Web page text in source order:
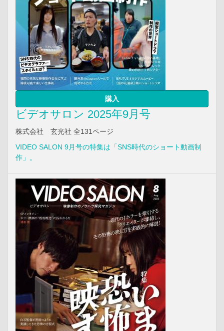
購入
ビデオサロン 2025年9月号
株式会社 玄光社 全131ページ
VIDEO SALON 9月号の特集は「SNS時代のショート動画制
作」。